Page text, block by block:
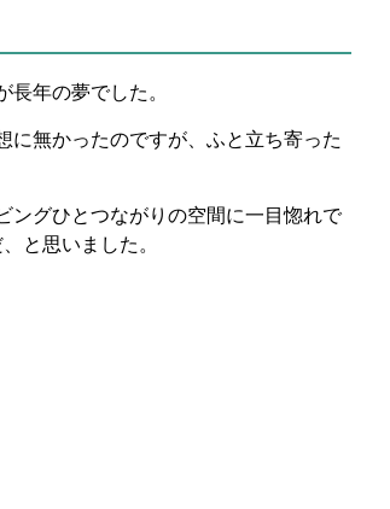
年の夢でした。
に無かったのですが、ふと立ち寄った
ングひとつながりの空間に一目惚れで
と思いました。